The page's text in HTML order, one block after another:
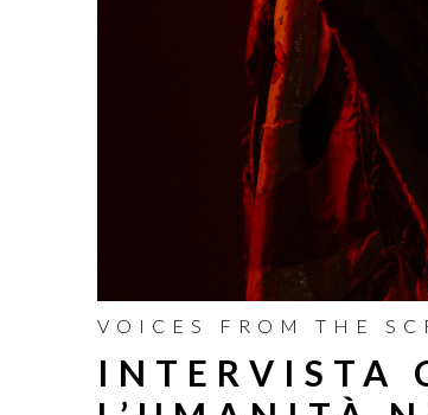
VOICES FROM THE
INTERVISTA